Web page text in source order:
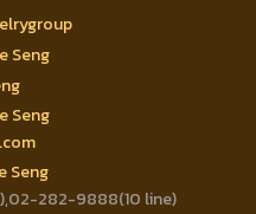
Seng
Seng
Seng
282-9888(10 line)